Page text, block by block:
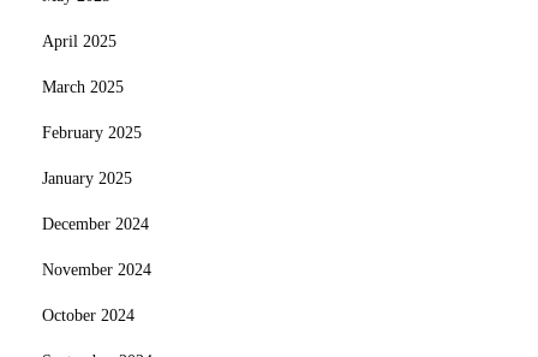
April 2025
March 2025
February 2025
January 2025
December 2024
November 2024
October 2024